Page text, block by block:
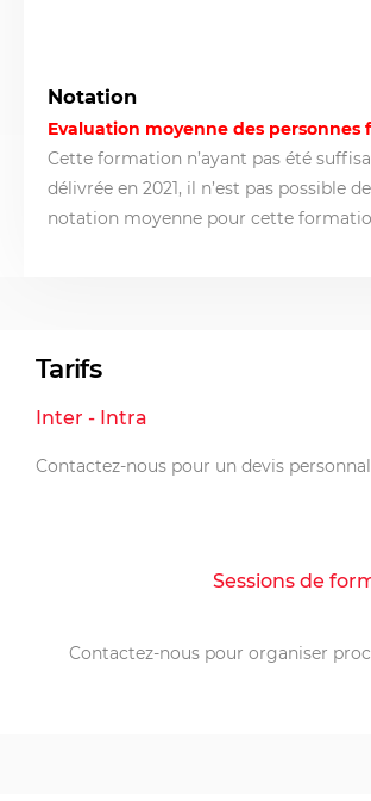
Notation
Evaluation moyenne des personnes
Cette formation n’ayant pas été
délivrée en 2021, il n’est pas possible
notation moyenne pour cette
Tarifs
Inter - Intra
Contactez-nous pour un devis
Sessions de
Contactez-nous pour organiser